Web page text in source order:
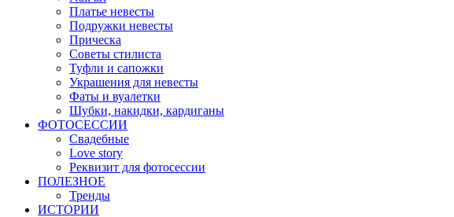
Платье невесты
Подружки невесты
Прическа
Советы стилиста
Туфли и сапожки
Украшения для невесты
Фаты и вуалетки
Шубки, накидки, кардиганы
ФОТОСЕССИИ
Свадебные
Love story
Реквизит для фотосессии
ПОЛЕЗНОЕ
Тренды
ИСТОРИИ